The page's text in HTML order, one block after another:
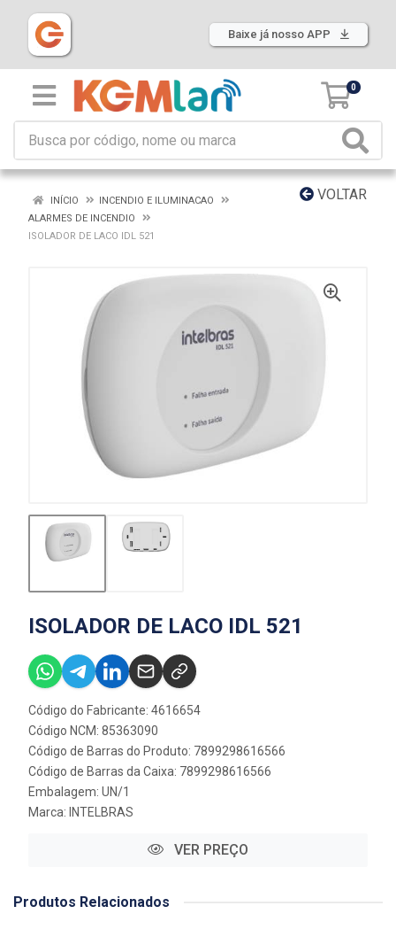
Baixe já nosso APP
0
VOLTAR
INÍCIO
INCENDIO E ILUMINACAO
ALARMES DE INCENDIO
ISOLADOR DE LACO IDL 521
ISOLADOR DE LACO IDL 521
Código do Fabricante: 4616654
Código NCM: 85363090
Código de Barras do Produto: 7899298616566
Código de Barras da Caixa: 7899298616566
Embalagem: UN/1
Marca: INTELBRAS
VER PREÇO
Produtos Relacionados